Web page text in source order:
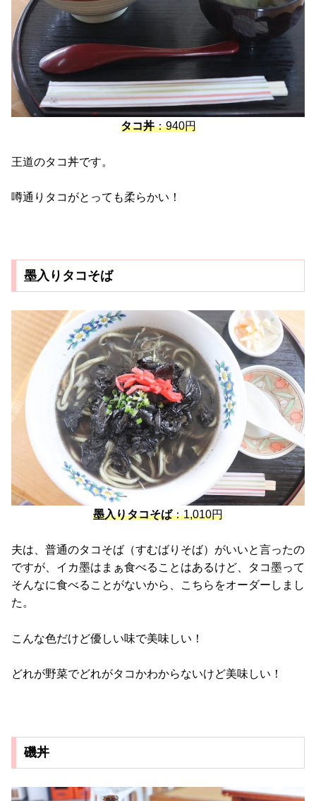
タコ丼：940円
王道のタコ丼です。
噂通りタコがとっても柔らかい！
墨入りタコそば
墨入りタコそば：1,010円
夫は、普通のタコそば（すむばりそば）がいいと言ったの
ですが、イカ墨はまぁ食べることはあるけど、タコ墨って
そんなに食べることがないから、こちらをオーダーしまし
た。
こんな色だけど優しい味で美味しい！
どれが野菜でどれがタコかわからないけど美味しい！
磯丼